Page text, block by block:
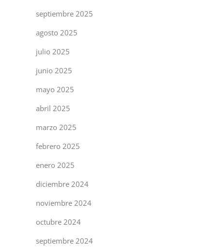
septiembre 2025
agosto 2025
julio 2025
junio 2025
mayo 2025
abril 2025
marzo 2025
febrero 2025
enero 2025
diciembre 2024
noviembre 2024
octubre 2024
septiembre 2024